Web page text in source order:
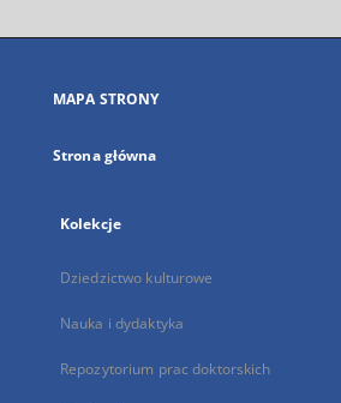
się
karcie
MAPA STRONY
Strona główna
Kolekcje
Dziedzictwo kulturowe
Nauka i dydaktyka
Repozytorium prac doktorskich